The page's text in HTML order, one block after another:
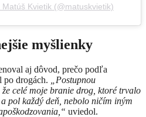
Kvietik (@matuskvietik)
myšlienky
aj dôvod, prečo podľa
po drogách.
„Postupnou
celé moje branie drog, ktoré trvalo
pol každý deň, nebolo ničím iným
uviedol.